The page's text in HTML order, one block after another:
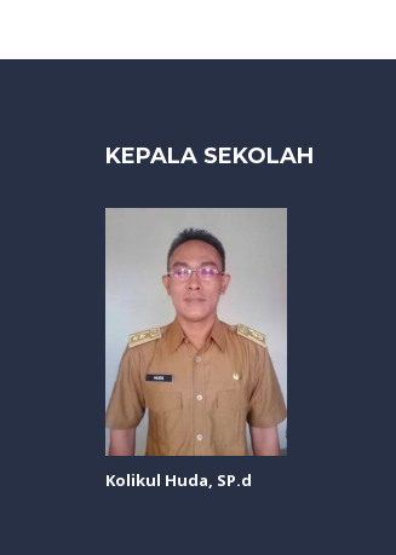
KEPALA SEKOLAH
Kolikul Huda, SP.d